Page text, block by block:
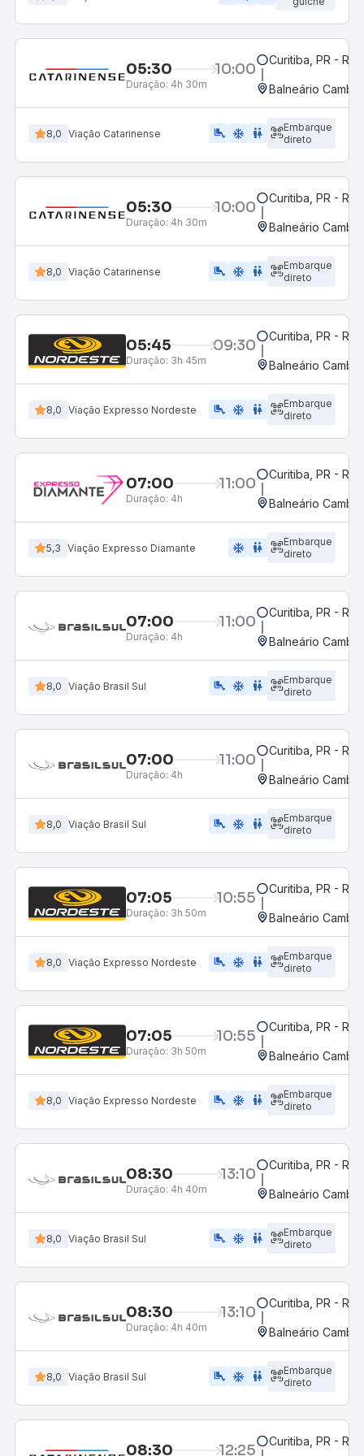
05:30 10:00
Duração: 4h 30m
Curitiba, PR -
Balneário
8,0 Viação Catarinense airline_seat_legroom_extra ac_unit WC
Embarque
direto
05:30 10:00
Duração: 4h 30m
Curitiba, PR -
Balneário
8,0 Viação Catarinense airline_seat_legroom_extra ac_unit wc
Embarque
direto
05:45 09:30
Duração: 3h 45m
Curitiba, PR -
Balneário
8,0 Viação Expresso Nordeste airline_seat_legroom_extra ac_unit WC
Embarque
direto
07:00 11:00
Duração: 4h
Curitiba, PR -
Balneário
5,3 Viação Expresso Diamante ac_unit wc
Embarque
direto
07:00 11:00
Duração: 4h
Curitiba, PR -
Balneário
8,0 Viação Brasil Sul airline_seat_legroom_extra ac_unit WC
Embarque
direto
07:00 11:00
Duração: 4h
Curitiba, PR -
Balneário
8,0 Viação Brasil Sul airline_seat_legroom_extra ac_unit wc
Embarque
direto
07:05 10:55
Duração: 3h 50m
Curitiba, PR -
Balneário
8,0 Viação Expresso Nordeste airline_seat_legroom_extra ac_unit WC
Embarque
direto
07:05 10:55
Duração: 3h 50m
Curitiba, PR -
Balneário
8,0 Viação Expresso Nordeste airline_seat_legroom_extra ac_unit WC
Embarque
direto
08:30 13:10
Duração: 4h 40m
Curitiba, PR -
Balneário
8,0 Viação Brasil Sul airline_seat_legroom_extra ac_unit wc
Embarque
direto
08:30 13:10
Duração: 4h 40m
Curitiba, PR -
Balneário
8,0 Viação Brasil Sul airline_seat_legroom_extra ac_unit wc
Embarque
direto
08:30 12:25 Curitiba, PR -